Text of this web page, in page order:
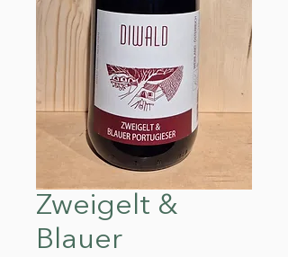
Zweigelt &
Blauer